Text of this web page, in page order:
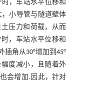
时，车站水平位移和
小导管与隧道壁体
压力和荷载，从而
，车站水平位移和
角从30°增加到45°
度减小，且随着外
会增加.因此，针对